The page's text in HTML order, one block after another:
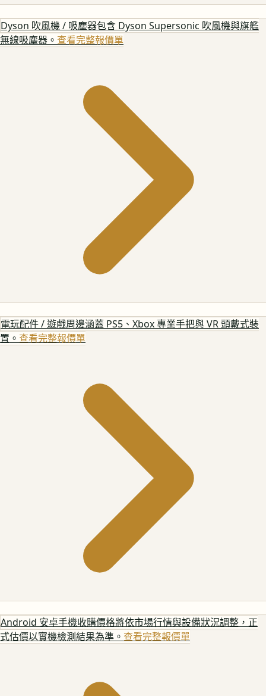
Dyson 吹風機 / 吸塵器包含 Dyson Supersonic 吹風機與旗艦
無線吸塵器。 查看完整報價單
電玩配件 / 遊戲周邊涵蓋 PS5、Xbox 專業手把與 VR 頭戴式裝
置。 查看完整報價單
Android 安卓手機收購價格將依市場行情與設備狀況調整，正
式估價以實機檢測結果為準。 查看完整報價單